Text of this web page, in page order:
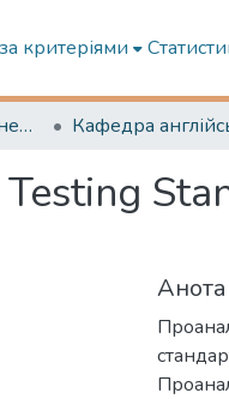
критеріями
Факультет суднової енергетики